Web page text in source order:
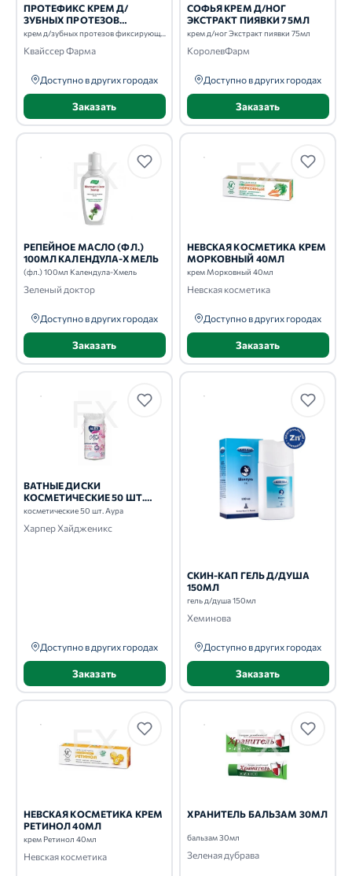
ПРОТЕФИКС КРЕМ Д/
ЗУБНЫХ ПРОТЕЗОВ
ФИКСИРУЮЩИЙ 40МЛ
крем д/зубных протезов фиксирующий 40мл Гипоаллергенный
Квайссер Фарма
Доступно в других городах
Заказать
СОФЬЯ КРЕМ Д/НОГ
ЭКСТРАКТ ПИЯВКИ 75МЛ
крем д/ног Экстракт пиявки 75мл
КоролевФарм
Доступно в других городах
Заказать
РЕПЕЙНОЕ МАСЛО (ФЛ.)
100МЛ КАЛЕНДУЛА-ХМЕЛЬ
(фл.) 100мл Календула-Хмель
Зеленый доктор
Доступно в других городах
Заказать
НЕВСКАЯ КОСМЕТИКА КРЕМ
МОРКОВНЫЙ 40МЛ
крем Морковный 40мл
Невская косметика
Доступно в других городах
Заказать
ВАТНЫЕ ДИСКИ
КОСМЕТИЧЕСКИЕ 50 ШТ.
АУРА
косметические 50 шт. Аура
Харпер Хайдженикс
Доступно в других городах
Заказать
СКИН-КАП ГЕЛЬ Д/ДУША
150МЛ
гель д/душа 150мл
Хеминова
Доступно в других городах
Заказать
НЕВСКАЯ КОСМЕТИКА КРЕМ
РЕТИНОЛ 40МЛ
крем Ретинол 40мл
Невская косметика
ХРАНИТЕЛЬ БАЛЬЗАМ 30МЛ
бальзам 30мл
Зеленая дубрава